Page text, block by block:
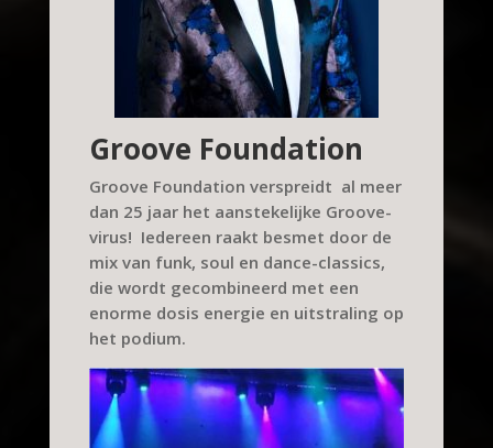
Groove Foundation
Groove Foundation verspreidt al meer
dan 25 jaar het aanstekelijke Groove-
virus! Iedereen raakt besmet door de
mix van funk, soul en dance-classics,
die wordt gecombineerd met een
enorme dosis energie en uitstraling op
het podium.